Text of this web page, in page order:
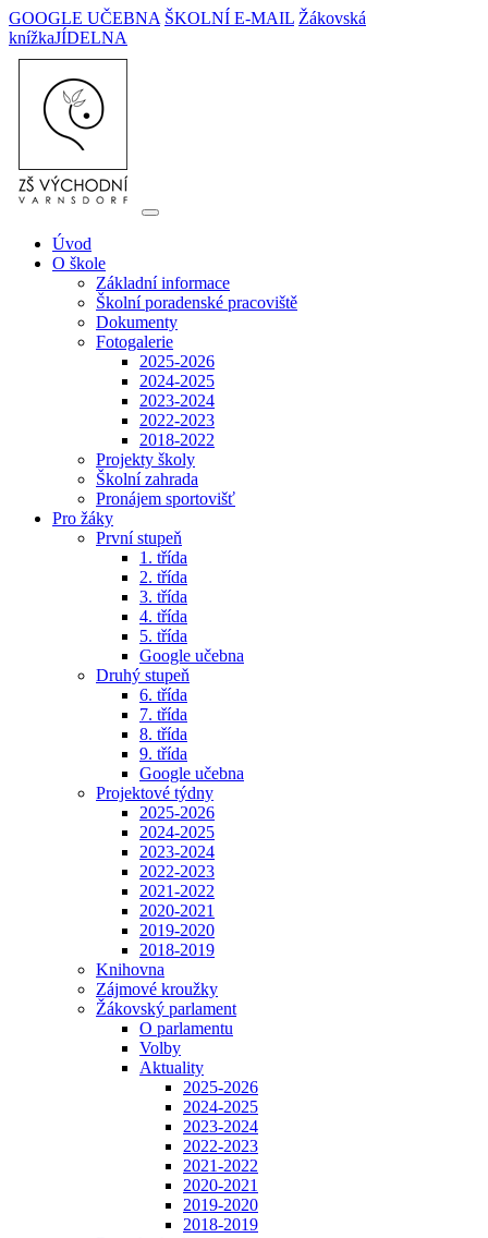
GOOGLE UČEBNA ŠKOLNÍ E-MAIL Žákovská
knížkaJÍDELNA
Úvod
O škole
Základní informace
Školní poradenské pracoviště
Dokumenty
Fotogalerie
2025-2026
2024-2025
2023-2024
2022-2023
2018-2022
Projekty školy
Školní zahrada
Pronájem sportovišť
Pro žáky
První stupeň
1. třída
2. třída
3. třída
4. třída
5. třída
Google učebna
Druhý stupeň
6. třída
7. třída
8. třída
9. třída
Google učebna
Projektové týdny
2025-2026
2024-2025
2023-2024
2022-2023
2021-2022
2020-2021
2019-2020
2018-2019
Knihovna
Zájmové kroužky
Žákovský parlament
O parlamentu
Volby
Aktuality
2025-2026
2024-2025
2023-2024
2022-2023
2021-2022
2020-2021
2019-2020
2018-2019